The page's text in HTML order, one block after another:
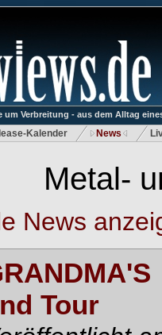
um Verbreitung - aus dem Alltag
Kalender News
Metal-
News
Tour